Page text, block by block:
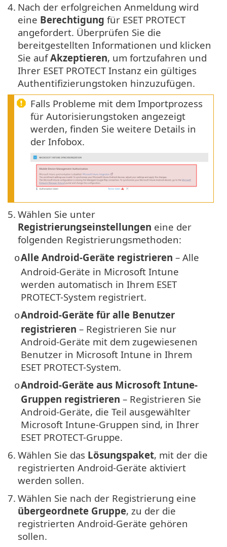
4. Nach der erfolgreichen Anmeldung wird
eine Berechtigung für ESET PROTECT
angefordert. Überprüfen Sie die
bereitgestellten Informationen und klicken
Sie aufAkzeptieren, um fortzufahren und
Ihrer ESET PROTECT Instanz ein gültiges
Authentifizierungstoken hinzuzufügen.
Falls Probleme mit dem Importprozess
für Autorisierungstoken angezeigt
werden, finden Sie weitere Details in
der Infobox.
5. Wählen Sie unter
Registrierungseinstellungen eine der
folgenden Registrierungsmethoden:
oAlle Android-Geräte registrieren – Alle
Android-Geräte in Microsoft Intune
werden automatisch in Ihrem ESET
PROTECT-System registriert.
oAndroid-Geräte für alle Benutzer
registrieren – Registrieren Sie nur
Android-Geräte mit dem zugewiesenen
Benutzer in Microsoft Intune in Ihrem
ESET PROTECT-System.
oAndroid-Geräte aus Microsoft Intune-
Gruppen registrieren – Registrieren Sie
Android-Geräte, die Teil ausgewählter
Microsoft Intune-Gruppen sind, in Ihrer
ESET PROTECT-Gruppe.
6. Wählen Sie das Lösungspaket, mit der die
registrierten Android-Geräte aktiviert
werden sollen.
7. Wählen Sie nach der Registrierung eine
übergeordnete Gruppe, zu der die
registrierten Android-Geräte gehören
sollen.